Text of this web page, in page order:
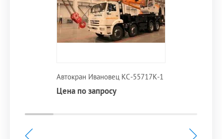
Автокран Ивановец КС-55717К-1
Цена по запросу